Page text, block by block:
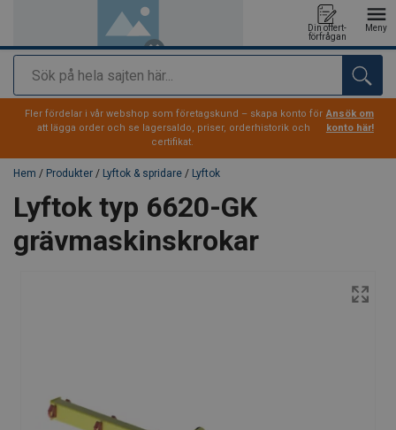
Sök
Din offert-
förfrågan
Meny
tillagd i varukorg
Fler fördelar i vår webshop som företagskund – skapa konto för
att lägga order och se lagersaldo, priser, orderhistorik och
certifikat.
Ansök om
konto här!
Hem / Produkter / Lyftok & spridare / Lyftok
Lyftok typ 6620-GK
grävmaskinskrokar